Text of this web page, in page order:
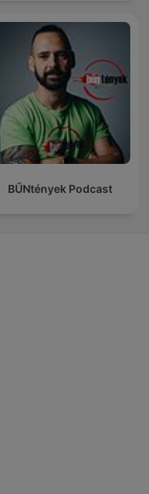
BŰNtények Podcast